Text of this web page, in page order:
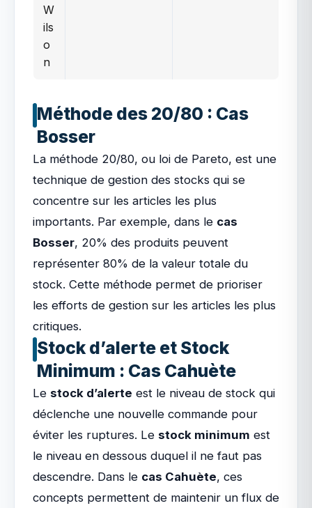
W
ils
o
n
Méthode des 20/80 : Cas
Bosser
La méthode 20/80, ou loi de Pareto, est une
technique de gestion des stocks qui se
concentre sur les articles les plus
importants. Par exemple, dans le cas
Bosser, 20% des produits peuvent
représenter 80% de la valeur totale du
stock. Cette méthode permet de prioriser
les efforts de gestion sur les articles les plus
critiques.
Stock d’alerte et Stock
Minimum : Cas Cahuète
Le stock d’alerte est le niveau de stock qui
déclenche une nouvelle commande pour
éviter les ruptures. Le stock minimum est
le niveau en dessous duquel il ne faut pas
descendre. Dans le cas Cahuète, ces
concepts permettent de maintenir un flux de